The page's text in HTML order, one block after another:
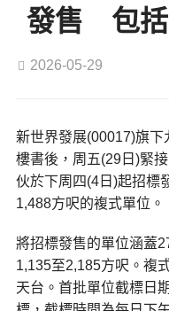
發售 包括
2026-05-29
新世界發展(00017)旗下
樓書後，周五(29日)緊
伙於下周四(4日)起招標
1,488方呎的複式單位。
將招標發售的單位涵蓋
1,135至2,185方呎。複
天台。首批單位截標日